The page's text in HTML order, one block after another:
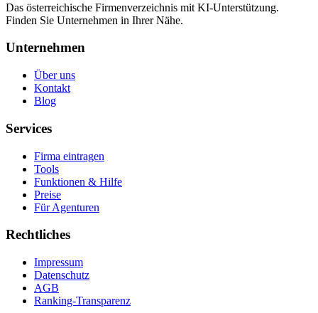
Das österreichische Firmenverzeichnis mit KI-Unterstützung.
Finden Sie Unternehmen in Ihrer Nähe.
Unternehmen
Über uns
Kontakt
Blog
Services
Firma eintragen
Tools
Funktionen & Hilfe
Preise
Für Agenturen
Rechtliches
Impressum
Datenschutz
AGB
Ranking-Transparenz